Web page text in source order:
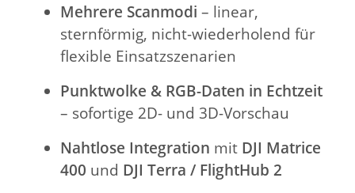
Mehrere Scanmodi – linear,
sternförmig, nicht-wiederholend für
flexible Einsatzszenarien
Punktwolke & RGB-Daten in Echtzeit
– sofortige 2D- und 3D-Vorschau
Nahtlose Integration mit DJI Matrice
400 und DJI Terra / FlightHub 2